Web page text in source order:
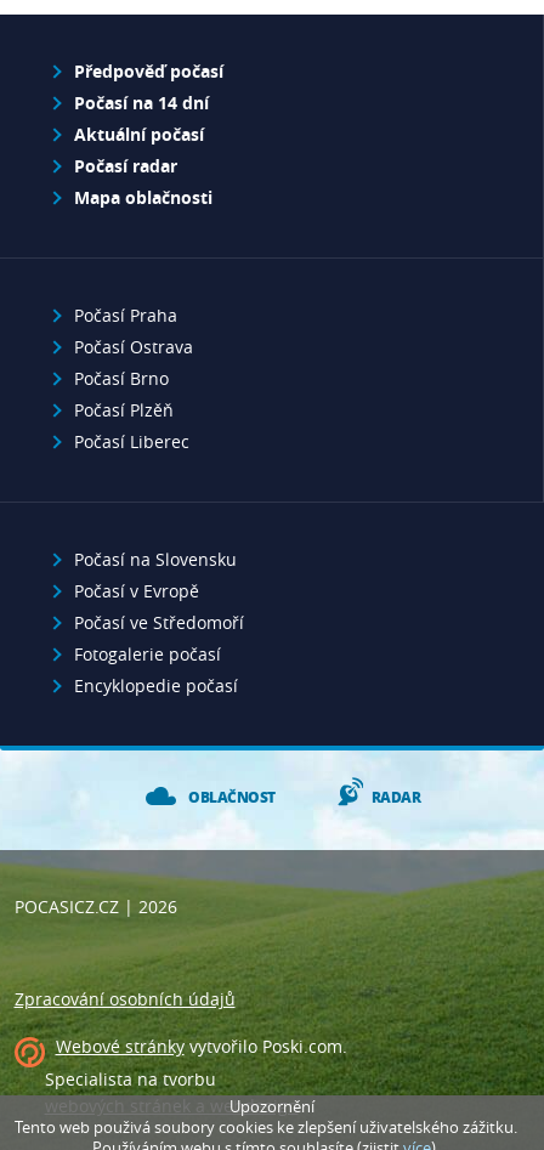
Předpověď počasí
Počasí na 14 dní
Aktuální počasí
Počasí radar
Mapa oblačnosti
Počasí Praha
Počasí Ostrava
Počasí Brno
Počasí Plzěň
Počasí Liberec
Počasí na Slovensku
Počasí v Evropě
Počasí ve Středomoří
Fotogalerie počasí
Encyklopedie počasí
OBLAČNOST RADAR
POCASICZ.CZ| 2026
Zpracování osobních údajů
Webové stránkyvytvořilo Poski.com.
Specialista na tvorbu
webových stránek a webdesign.
Upozornění
Tento web použivá soubory cookies ke zlepšení uživatelského zážitku.